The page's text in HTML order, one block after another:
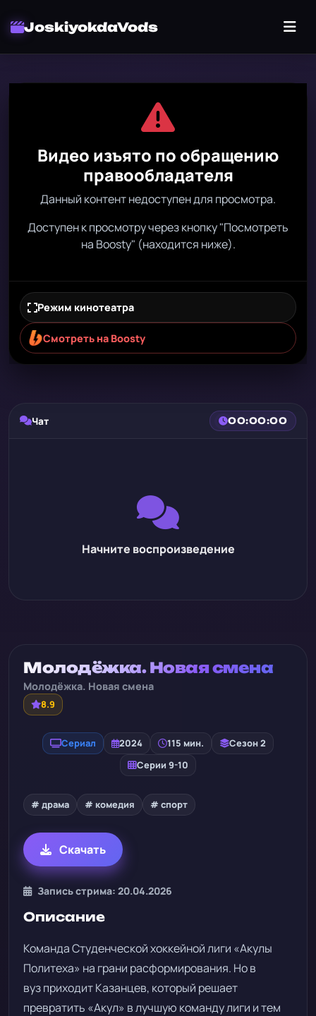
JoskiyokdaVods
Видео изъято по обращению
правообладателя
Данный контент недоступен для просмотра.
Доступен к просмотру через кнопку "Посмотреть
на Boosty" (находится ниже).
Режим кинотеатра
Смотреть на Boosty
Чат 00:00:00
Начните воспроизведение
Молодёжка. Новая смена
Молодёжка. Новая смена
8.9
Сериал 2024 115 мин.
Сезон 2
Серии 9-10
# драма # комедия # спорт
Скачать
Запись стрима: 20.04.2026
Описание
Команда Студенческой хоккейной лиги «Акулы
Политеха» на грани расформирования. Но в
вуз приходит Казанцев, который решает
превратить «Акул» в лучшую команду лиги и тем